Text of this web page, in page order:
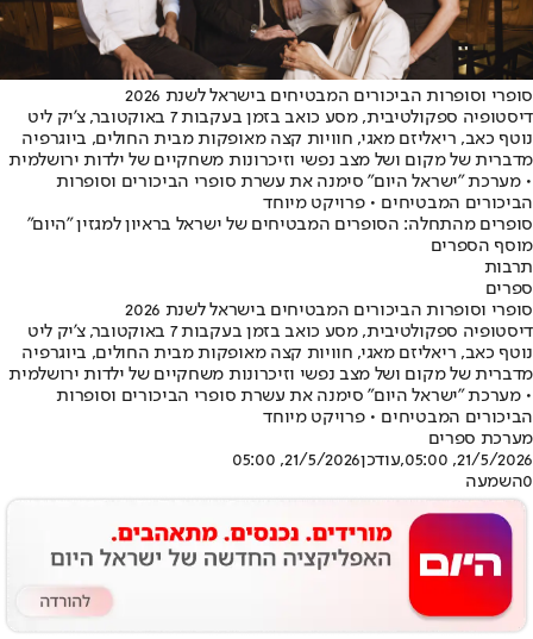
סופרי וסופרות הביכורים המבטיחים בישראל לשנת 2026
דיסטופיה ספקולטיבית, מסע כואב בזמן בעקבות 7 באוקטובר, צ'יק ליט
נוטף כאב, ריאליזם מאגי, חוויות קצה מאופקות מבית החולים, ביוגרפיה
מדברית של מקום ושל מצב נפשי וזיכרונות משחקיים של ילדות ירושלמית
• מערכת "ישראל היום" סימנה את עשרת סופרי הביכורים וסופרות
הביכורים המבטיחים • פרויקט מיוחד
סופרים מהתחלה: הסופרים המבטיחים של ישראל בראיון למגזין "היום"
מוסף הספרים
תרבות
ספרים
סופרי וסופרות הביכורים המבטיחים בישראל לשנת 2026
דיסטופיה ספקולטיבית, מסע כואב בזמן בעקבות 7 באוקטובר, צ'יק ליט
נוטף כאב, ריאליזם מאגי, חוויות קצה מאופקות מבית החולים, ביוגרפיה
מדברית של מקום ושל מצב נפשי וזיכרונות משחקיים של ילדות ירושלמית
• מערכת "ישראל היום" סימנה את עשרת סופרי הביכורים וסופרות
הביכורים המבטיחים • פרויקט מיוחד
מערכת ספרים
21/5/2026, 05:00
,עודכן21/5/2026, 05:00
0השמעה